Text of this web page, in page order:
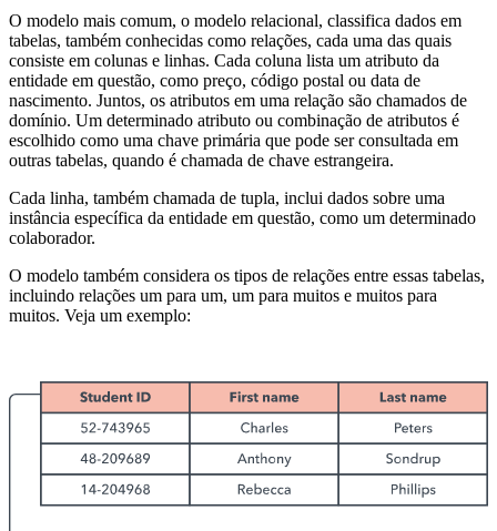
O modelo mais comum, o modelo relacional, classifica dados em
tabelas, também conhecidas como relações, cada uma das quais
consiste em colunas e linhas. Cada coluna lista um atributo da
entidade em questão, como preço, código postal ou data de
nascimento. Juntos, os atributos em uma relação são chamados de
domínio. Um determinado atributo ou combinação de atributos é
escolhido como uma chave primária que pode ser consultada em
outras tabelas, quando é chamada de chave estrangeira.
Cada linha, também chamada de tupla, inclui dados sobre uma
instância específica da entidade em questão, como um determinado
colaborador.
O modelo também considera os tipos de relações entre essas tabelas,
incluindo relações um para um, um para muitos e muitos para
muitos. Veja um exemplo: